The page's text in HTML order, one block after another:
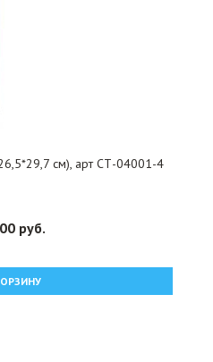
см), арт СТ-04001-4
руб.